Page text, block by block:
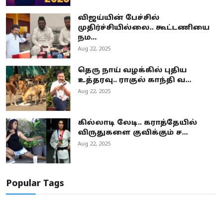
விஜய்யின் பேச்சில்
முதிர்ச்சியில்லை.. கூட்டணியை
நம...
Aug 22, 2025
தெரு நாய் வழக்கில் புதிய
உத்தரவு.. ராகுல் காந்தி வ...
Aug 22, 2025
கில்லாடி லேடி.. கராத்தேயில்
விருதுகளை குவிக்கும் ச...
Aug 22, 2025
Popular Tags